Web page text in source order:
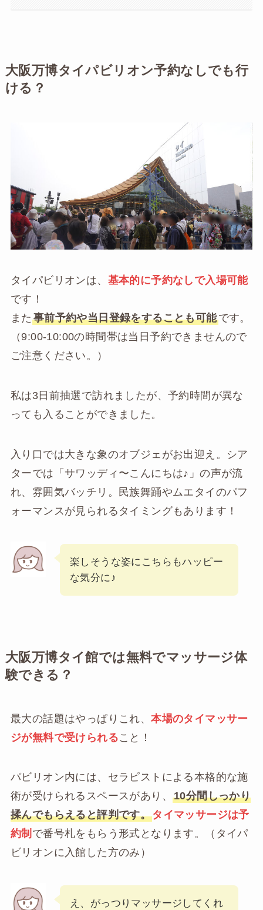
大阪万博タイパビリオン予約なしでも行
ける？
タイパビリオンは、 基本的に予約なしで入場可能
です！
また 事前予約や当日登録をすることも可能です。
（9:00-10:00の時間帯は当日予約できませんので
ご注意ください。）
私は3日前抽選で訪れましたが、予約時間が異な
っても入ることができました。
入り口では大きな象のオブジェがお出迎え。シア
ターでは「サワッディ〜こんにちは♪」の声が流
れ、雰囲気バッチリ。民族舞踊やムエタイのパフ
ォーマンスが見られるタイミングもあります！
楽しそうな姿にこちらもハッピー
な気分に♪
大阪万博タイ館では無料でマッサージ体
験できる？
最大の話題はやっぱりこれ、本場のタイマッサー
ジが無料で受けられること！
パビリオン内には、セラピストによる本格的な施
術が受けられるスペースがあり、 10分間しっかり
揉んでもらえると評判です。タイマッサージは予
約制 で番号札をもらう形式となります。（タイパ
ビリオンに入館した方のみ）
え、がっつりマッサージしてくれ